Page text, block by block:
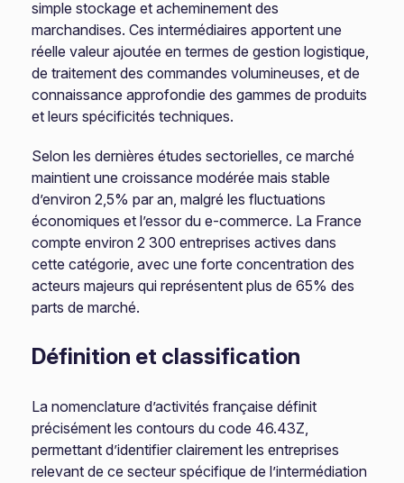
simple stockage et acheminement des
marchandises. Ces intermédiaires apportent une
réelle valeur ajoutée en termes de gestion logistique,
de traitement des commandes volumineuses, et de
connaissance approfondie des gammes de produits
et leurs spécificités techniques.
Selon les dernières études sectorielles, ce marché
maintient une croissance modérée mais stable
d’environ 2,5% par an, malgré les fluctuations
économiques et l’essor du e-commerce. La France
compte environ 2 300 entreprises actives dans
cette catégorie, avec une forte concentration des
acteurs majeurs qui représentent plus de 65% des
parts de marché.
Définition et classification
La nomenclature d’activités française définit
précisément les contours du code 46.43Z,
permettant d’identifier clairement les entreprises
relevant de ce secteur spécifique de l’intermédiation